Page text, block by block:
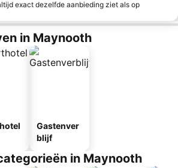
exact dezelfde aanbieding ziet als op
in Maynooth
Gastenver
blijf
in Maynooth